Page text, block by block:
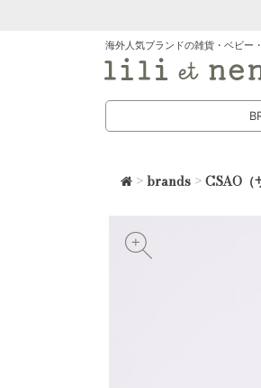
海外人気ブランドの雑貨・ベビー
>brands >CSAO（